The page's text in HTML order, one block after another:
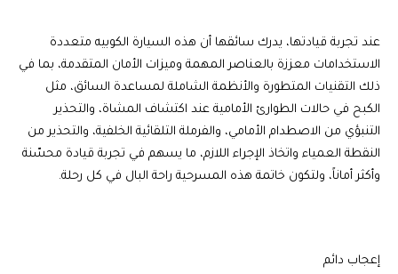
عند تجربة قيادتها، يدرك سائقها أن هذه السيارة الكوبيه متعددة
الاستخدامات معززة بالعناصر المهمة وميزات الأمان المتقدمة، بما في
ذلك التقنيات المتطورة والأنظمة الشاملة لمساعدة السائق، مثل
الكبح في حالات الطوارئ الأمامية عند اكتشاف المشاة، والتحذير
التنبؤي من الاصطدام الأمامي، والفرملة التلقائية الخلفية، والتحذير من
النقطة العمياء واتخاذ الإجراء اللازم، ما يسهم في تجربة قيادة محسّنة
وأكثر أماناً، ولتكون خاتمة هذه المسرحية راحة البال في كل رحلة.
إعجاب دائم